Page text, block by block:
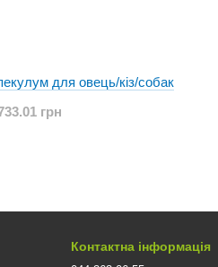
для овець/кіз/собак
грн
Контактна інформація